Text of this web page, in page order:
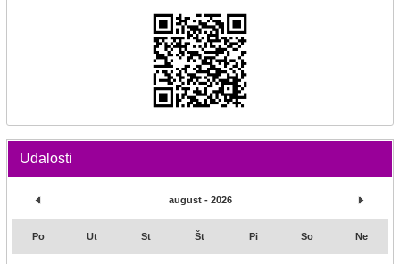
Udalosti
august - 2026
Po Ut St Št Pi So Ne